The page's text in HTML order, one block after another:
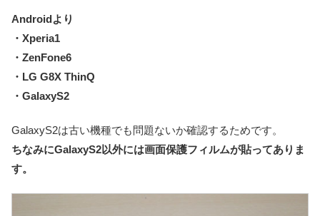
Androidより
・Xperia1
・ZenFone6
・LG G8X ThinQ
・GalaxyS2
GalaxyS2は古い機種でも問題ないか確認するためです。
ちなみにGalaxyS2以外には画面保護フィルムが貼ってありま
す。